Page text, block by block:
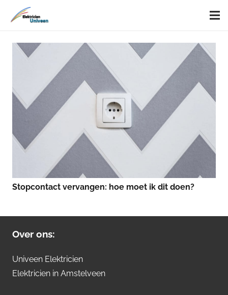
Stopcontact vervangen: hoe moet ik dit doen?
Over ons:
Univeen Elektricien
Elektricien in Amstelveen